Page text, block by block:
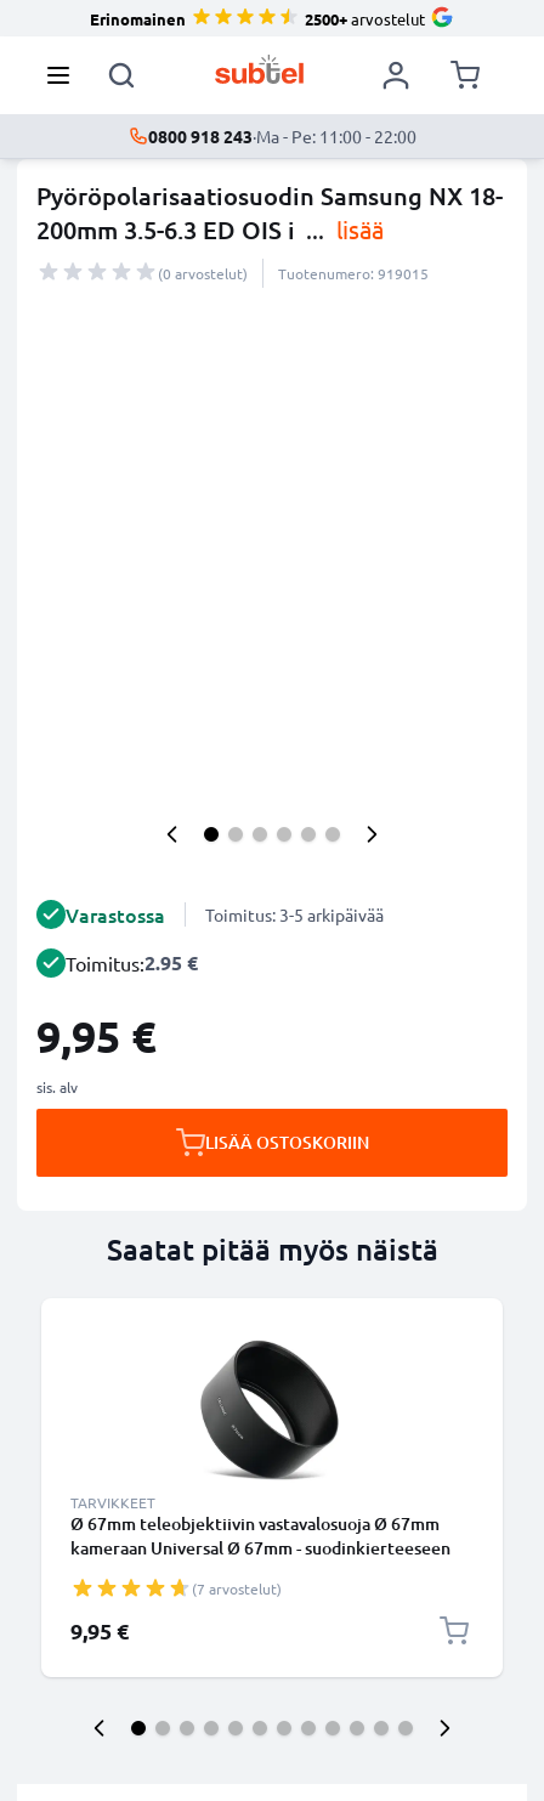
Erinomainen 2500+arvostelut
0800 918 243·Ma - Pe: 11:00 - 22:00
Pyöröpolarisaatiosuodin Samsung NX 18-
200mm 3.5-6.3 ED OIS i ... lisää
(0 arvostelut) Tuotenumero: 919015
Varastossa Toimitus: 3-5 arkipäivää
Toimitus:2.95 €
9,95 €
sis. alv
LISÄÄ OSTOSKORIIN
Saatat pitää myös näistä
TARVIKKEET
Ø 67mm teleobjektiivin vastavalosuoja Ø 67mm
kameraan Universal Ø 67mm - suodinkierteeseen
CELLONIC
(7 arvostelut)
9,95 €